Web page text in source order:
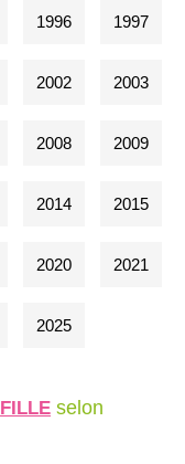
1996 1997
2002 2003
2008 2009
2014 2015
2020 2021
2025
FILLEselon